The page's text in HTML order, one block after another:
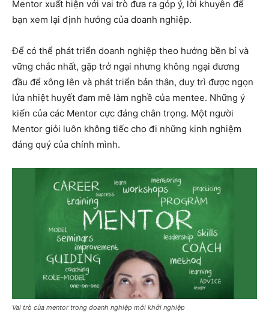
Mentor xuất hiện với vai trò đưa ra góp ý, lời khuyên để
bạn xem lại định hướng của doanh nghiệp.
Để có thể phát triển doanh nghiệp theo hướng bền bỉ và
vững chắc nhất, gặp trở ngại nhưng không ngại đương
đầu để xông lên và phát triển bản thân, duy trì được ngọn
lửa nhiệt huyết đam mê làm nghề của mentee. Những ý
kiến của các Mentor cực đáng chân trọng. Một người
Mentor giỏi luôn không tiếc cho đi những kinh nghiệm
đáng quý của chính mình.
Vai trò của mentor trong doanh nghiệp mới khởi nghiệp